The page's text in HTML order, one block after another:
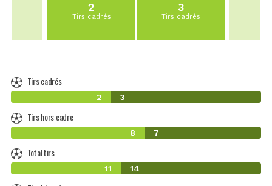
2
Tirs cadrés
3
Tirs cadrés
Tirs cadrés
2 3
Tirs hors cadre
8 7
Total tirs
11 14